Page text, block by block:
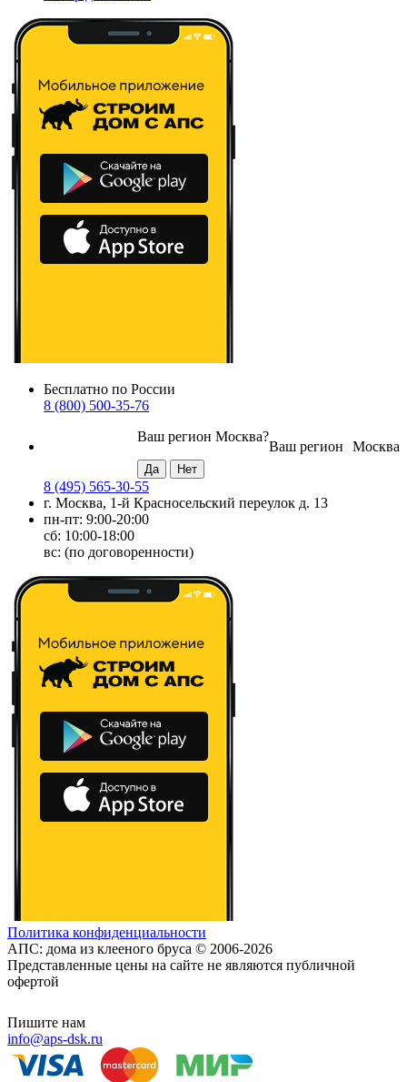
Бесплатно по России
8 (800) 500-35-76
Москва
Ваш регион
Ваш регион Москва?
8 (495) 565-30-55
г. Москва, 1-й Красносельский переулок д. 13
пн-пт: 9:00-20:00
сб: 10:00-18:00
вс: (по договоренности)
Политика конфиденциальности
АПС: дома из клееного бруса © 2006-2026
Представленные цены на сайте не являются публичной
офертой
Пишите нам
info@aps-dsk.ru